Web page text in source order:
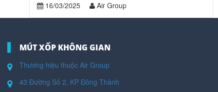
16/03/2025 Air Group
MÚT XỐP KHÔNG GIAN
Thương hiệu thuộc Air Group
43 Đường Số 2, KP Đông Thành